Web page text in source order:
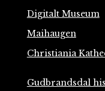
Digitalt Museum
Maihaugen
Christiania
Gudbrandsdal